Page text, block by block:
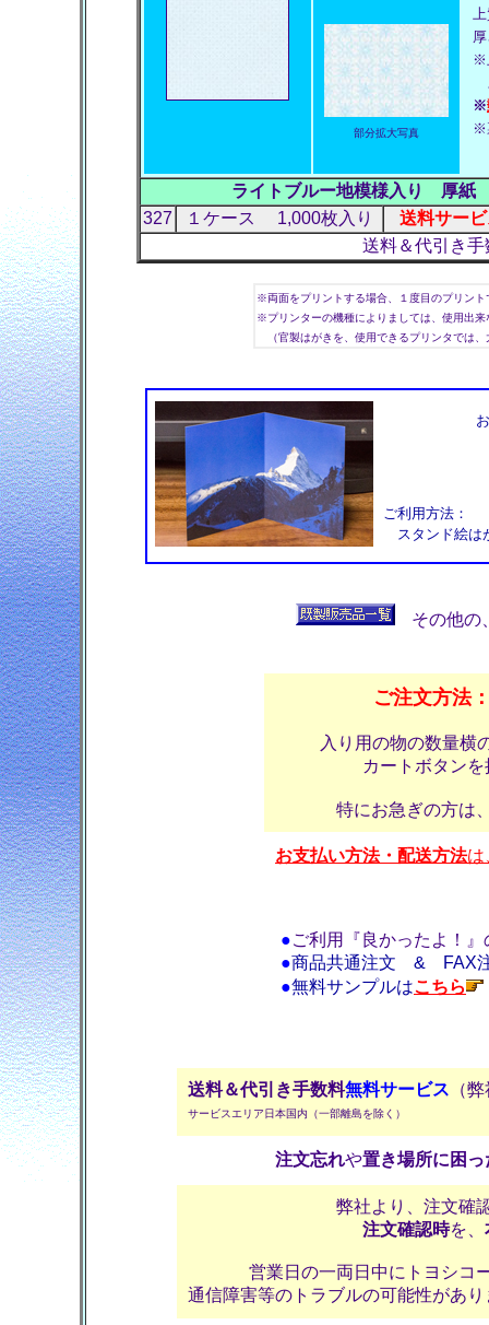
部分拡大写真
※
※
※
ライトブルー地模様入り 厚紙
327
１ケース 1,000枚入り
送料サー
送料＆代引き手
※両面をプリントする場合、１度目のプリン
※プリンターの機種によりましては、使用出
（官製はがきを、使用できるプリンタでは、
ご利用方法：
スタンド絵は
その他の
ご注文方法
入り用の物の数量横
カートボタン
特にお急ぎの方は
お支払い方法・配送方法は
●ご利用『良かったよ！』
●商品共通注文 & FAX
●無料サンプルはこちら
送料＆代引き手数料無料サービス （
サービスエリア日本国内（一部離島を除く）
注文忘れや置き場所に困っ
弊社より、注文確
注文確認時を、
営業日の一両日中にトヨシコ
通信障害等のトラブルの可能性があ